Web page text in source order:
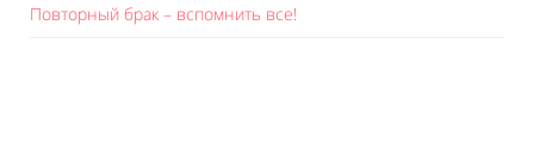
Повторный брак – вспомнить все!